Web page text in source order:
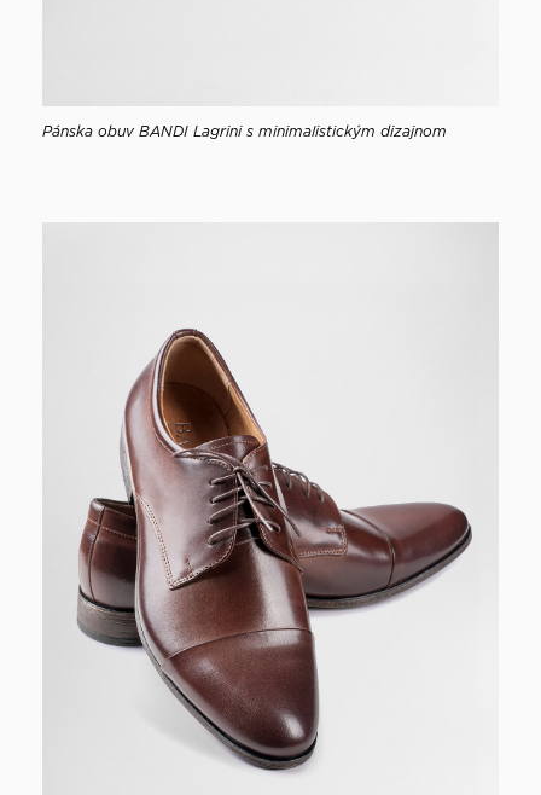
Pánska obuv BANDI Lagrini s minimalistickým dizajnom